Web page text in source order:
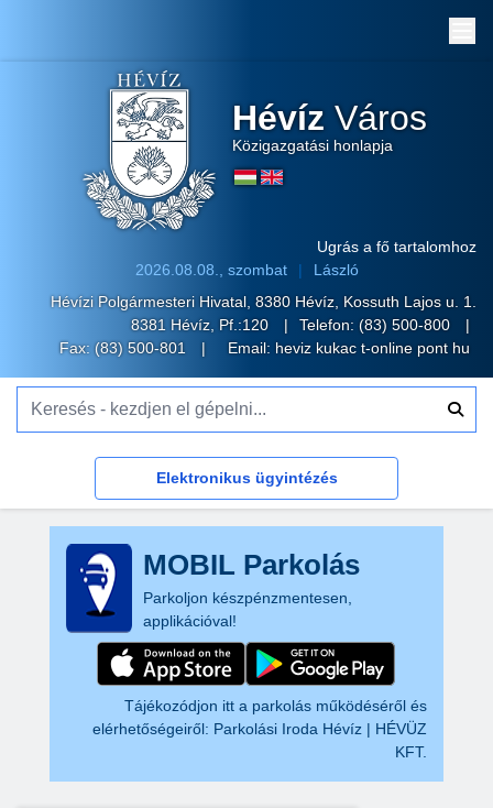
Hévíz Város
Közigazgatási honlapja
Ugrás a fő tartalomhoz
2026.08.08., szombat
László
Hévízi Polgármesteri Hivatal, 8380 Hévíz, Kossuth Lajos u. 1.
8381 Hévíz, Pf.:120
Telefon: (83) 500-800
Fax: (83) 500-801
Email: heviz kukac t-online pont hu
Elektronikus ügyintézés
MOBIL Parkolás
Parkoljon készpénzmentesen,
applikációval!
Tájékozódjon itt a parkolás működéséről és
elérhetőségeiről: Parkolási Iroda Hévíz | HÉVÜZ
KFT.